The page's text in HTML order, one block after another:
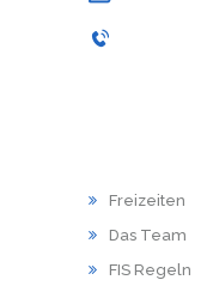
Freizeiten
Das Team
FIS Regeln